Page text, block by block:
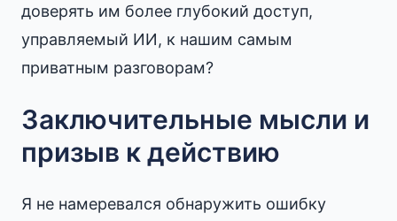
доверять им более глубокий доступ,
управляемый ИИ, к нашим самым
приватным разговорам?
Заключительные мысли и
призыв к действию
Я не намеревался обнаружить ошибку